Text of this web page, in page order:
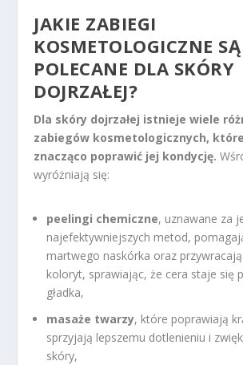
JAKIE ZABIEGI
KOSMETOLOGICZNE SĄ
POLECANE DLA SKÓRY
DOJRZAŁEJ?
Dla skóry dojrzałej istnieje wiele
zabiegów kosmetologicznych,
znacząco poprawić jej kondycję.
wyróżniają się:
peelingi chemiczne, uznawane za
najefektywniejszych metod,
martwego naskórka oraz
koloryt, sprawiając, że cera staje się
gładka,
masaże twarzy, które poprawiają
sprzyjają lepszemu dotlenieniu i
skóry,